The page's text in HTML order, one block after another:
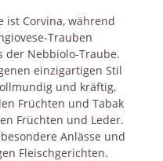
ist Corvina, während
Trauben
der Nebbiolo-Traube.
einzigartigen Stil
und kräftig,
Früchten und Tabak
Früchten und Leder.
Anlässe und
Fleischgerichten.